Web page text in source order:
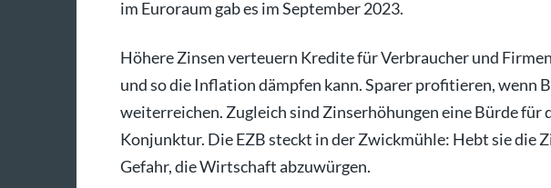
im Euroraum gab es im September 2023.
Höhere Zinsen verteuern Kredite für Verbraucher und
und so die Inflation dämpfen kann. Sparer profitieren, wenn
weiterreichen. Zugleich sind Zinserhöhungen eine Bürde für
Konjunktur. Die EZB steckt in der Zwickmühle: Hebt sie die
Gefahr, die Wirtschaft abzuwürgen.